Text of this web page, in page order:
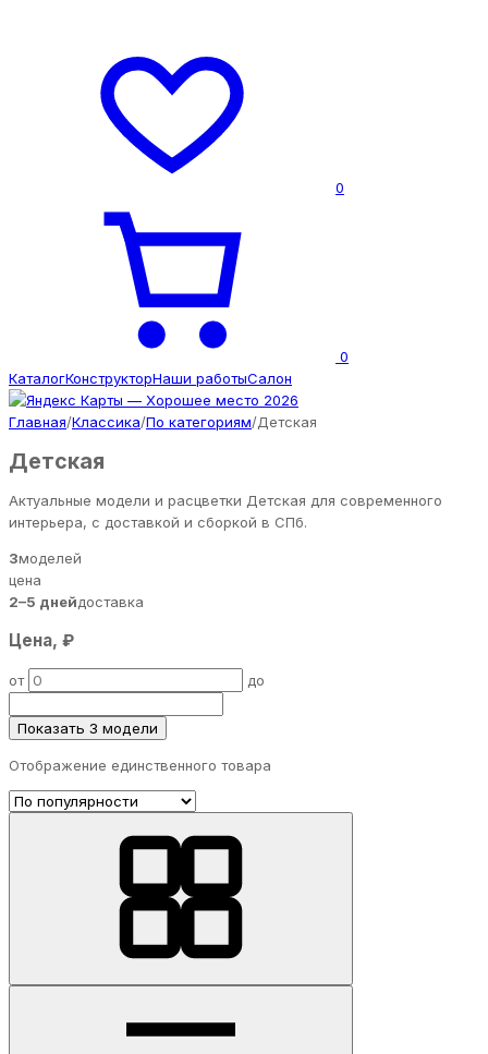
0
0
КаталогКонструкторНаши работыСалон
Главная/Классика/По категориям/Детская
Детская
Актуальные модели и расцветки Детская для современного
интерьера, с доставкой и сборкой в СПб.
3моделей
цена
2–5 днейдоставка
Цена, ₽
от до
Показать 3 модели
Отображение единственного товара